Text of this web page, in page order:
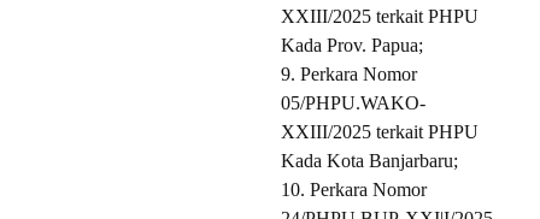
XXIII/2025 terkait PHPU
Kada Prov. Papua;
9. Perkara Nomor
05/PHPU.WAKO-
XXIII/2025 terkait PHPU
Kada Kota Banjarbaru;
10. Perkara Nomor